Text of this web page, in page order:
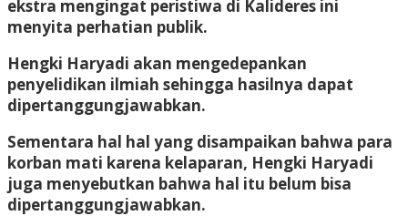
ekstra mengingat peristiwa di Kalideres ini
menyita perhatian publik.
Hengki Haryadi akan mengedepankan
penyelidikan ilmiah sehingga hasilnya dapat
dipertanggungjawabkan.
Sementara hal hal yang disampaikan bahwa para
korban mati karena kelaparan, Hengki Haryadi
juga menyebutkan bahwa hal itu belum bisa
dipertanggungjawabkan.